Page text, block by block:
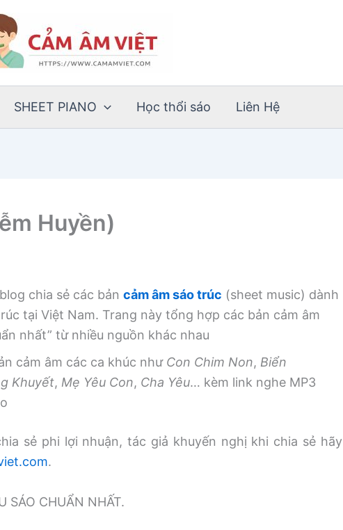
SHEET PIANO Học thổi sáo Liên Hệ
Huyền)
chia sẻ các bản cảm âm sáo trúc (sheet music) dành
tại Việt Nam. Trang này tổng hợp các bản cảm âm
nhất” từ nhiều nguồn khác nhau
cảm âm các ca khúc như Con Chim Non, Biển
Khuyết, Mẹ Yêu Con, Cha Yêu… kèm link nghe MP3
sẻ phi lợi nhuận, tác giả khuyến nghị khi chia sẻ hãy
.
SÁO CHUẨN NHẤT.